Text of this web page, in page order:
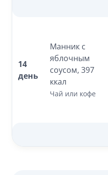
14
день
Манник с
яблочным
соусом, 397
ккал
Чай или кофе